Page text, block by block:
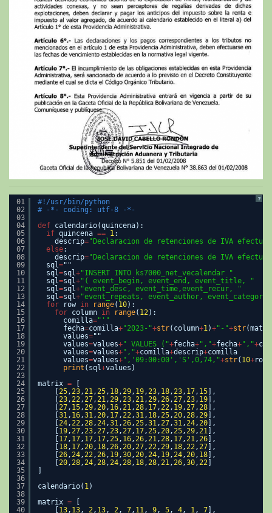
?
01
02
03
04
05
06
07
08
09
10
11
12
13
14
15
16
17
18
19
20
21
22
23
24
25
26
27
28
29
30
31
32
33
34
35
36
37
38
39
40
#!/usr/bin/python
# -*- coding: utf-8 -*-
def calendario(quincena):
if quincena == 1:
descrip="Declaracion de retenciones de IVA
else:
descrip="Declaracion de retenciones de IVA
sql=""
sql=sql+"INSERT INTO ks7000_net_vecalendar "
sql=sql+"( event_begin, event_end, event_title, "
sql=sql+"event_desc, event_time,event_recur, "
sql=sql+"event_repeats, event_author,
for
row in range( 10):
for column in range( 12):
comilla="'"
fecha=comilla+"2023-"+str(column+1)+"-"+str
values=""
values=values+" VALUES ("+fecha+","+fecha+","+
values=values+","+comilla+descrip+comilla
values=values+",'09:00:00','S',0,74,"+str( 10+row)
print (sql+values)
matrix =
25,23,21,25, 18,29, 19,23, 18,23, 17, 15 ],
23,22,27,21,29,23,21,29,26,27,23, 19 ],
27, 15,29,20, 16,21,28, 17,22, 19,27,28 ],
31, 16,31,20, 17,22,31, 18,25,20,28,29 ],
24,22,28,24,31,26,25,31,27,31,24,20 ],
19,27,23,27,23,27, 17,25,20,25,29,21 ],
17, 17, 17, 17,25, 16,26,21,28, 17,21,26 ],
18, 17,20, 18,26,20,27,22,29, 18,22,27 ],
26,24,22,26, 19,30,20,24, 19,24,20, 18 ],
20,28,24,28,24,28, 18,28,21,26,30,22
calendario( 1)
matrix =
13, 13, 2, 13, 2, 7, 11, 9, 5, 4, 1, 7 ],